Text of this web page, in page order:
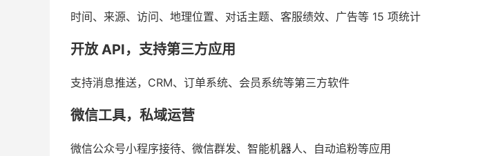
时间、来源、访问、地理位置、对话主题、客服绩效、广告等 15 项统计
开放 API，支持第三方应用
支持消息推送，CRM、订单系统、会员系统等第三方软件
微信工具，私域运营
微信公众号小程序接待、微信群发、智能机器人、自动追粉等应用